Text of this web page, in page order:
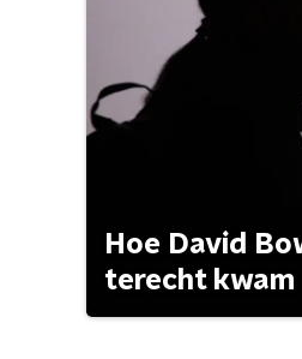
Hoe David
terecht kwam